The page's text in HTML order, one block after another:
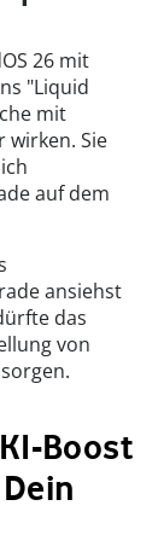
26 mit
"Liquid
mit
wirken. Sie
auf dem
ansiehst
das
von
Boost